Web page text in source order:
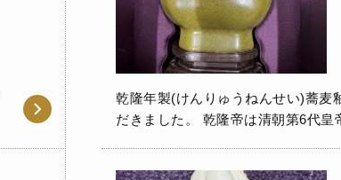
乾隆年製(けんりゅうねんせい)蕎麦
だきました。 乾隆帝は清朝第6代